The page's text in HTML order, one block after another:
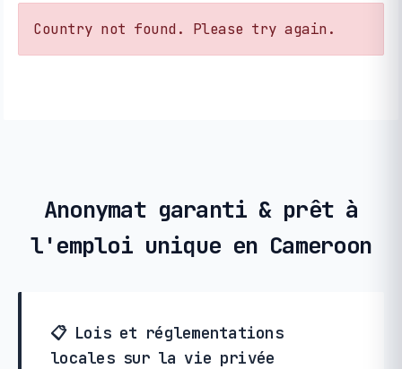
Country not found. Please try again.
Anonymat garanti & prêt à
l'emploi unique en Cameroon
📋 Lois et réglementations
locales sur la vie privée